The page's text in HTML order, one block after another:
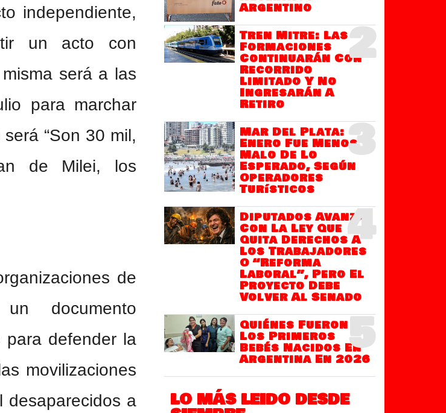
independiente,
un acto con
será a las
para marchar
“Son 30 mil,
de Milei, los
de
documento
para defender la
movilizaciones
desaparecidos a
Argentino
2
Tren Mitre: Las
Formaciones
Continuarán Con
Recorrido
Limitado Y No
Ingresarán A
Retiro
3
Mar Del Plata:
Enero Fue Menos
Malo De Lo
Esperado, Según
Operadores
Turísticos
4
Diputados Avanza
Con La Ley Que
Quita Derechos A
Los Trabajadores
O “Reforma
Laboral”, Pero El
Proyecto Debe
Volver Al Senado
5
Quiénes Fueron
Los Primeros
Bebés Nacidos En
Argentina En 2026
LO MÁS LEIDO DESDE